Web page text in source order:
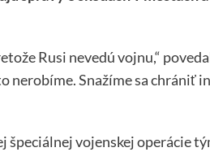
Rusi nevedú vojnu,“
nerobíme. Snažíme sa chrániť
vojenskej operácie